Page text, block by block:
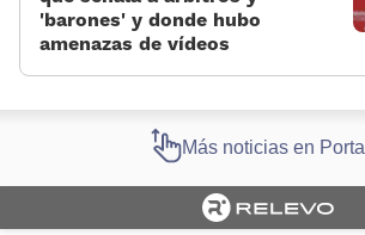
'barones' y donde hubo
amenazas de vídeos
Más noticias en